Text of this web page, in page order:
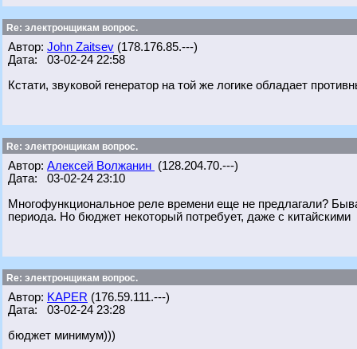
Re: электронщикам вопрос.
Автор: John Zaitsev (178.176.85.---)
Дата: 03-02-24 22:58
Кстати, звуковой генератор на той же логике обладает
Re: электронщикам вопрос.
Автор: Алексей Волжанин (128.204.70.---)
Дата: 03-02-24 23:10
Многофункциональное реле времени еще не предлагали?
периода. Но бюджет некоторый потребует, даже с китайскими
Re: электронщикам вопрос.
Автор: KAPER (176.59.111.---)
Дата: 03-02-24 23:28
бюджет минимум)))